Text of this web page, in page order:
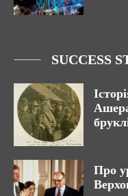
SUCCESS
Про